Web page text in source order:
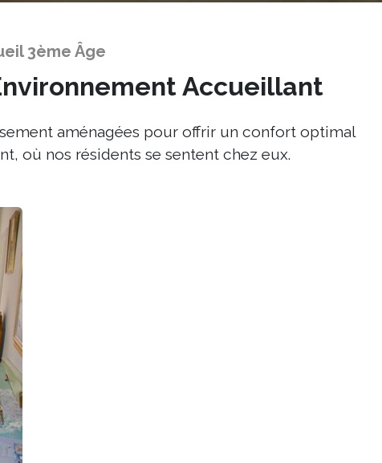
3ème Âge
Accueillant
aménagées pour offrir un confort optimal
où nos résidents se sentent chez eux.